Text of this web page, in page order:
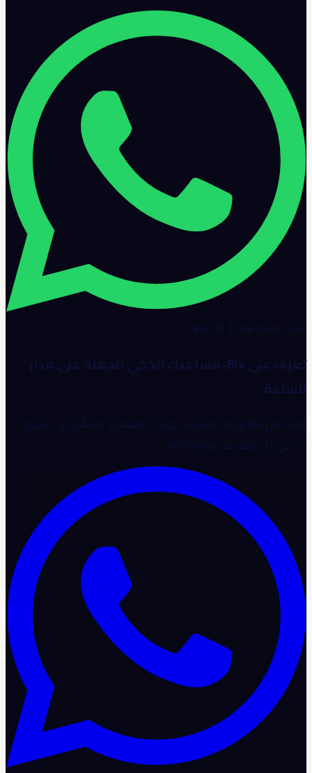
Bix · AI Trade Desk · Live
تعرّف على Bix، مساعدك الذكي للجملة على مدار
الساعة
اطلب من Bix إيجاد المنتجات، توريد الصفقات، والتنقّل في السوق
— في أي وقت عبر WhatsApp.